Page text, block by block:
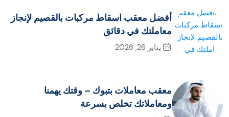
أفضل معقب اسقاط مركبات بالقصيم لإنجاز
معاملتك في دقائق
يناير 26, 2026
معقب معاملات بتبوك – وقتك يهمنا
ومعاملاتك تخلص بسرعة